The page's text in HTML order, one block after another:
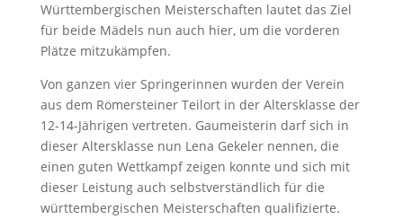
Württembergischen Meisterschaften lautet das Ziel
für beide Mädels nun auch hier, um die vorderen
Plätze mitzukämpfen.
Von ganzen vier Springerinnen wurden der Verein
aus dem Römersteiner Teilort in der Altersklasse der
12-14-Jährigen vertreten. Gaumeisterin darf sich in
dieser Altersklasse nun Lena Gekeler nennen, die
einen guten Wettkampf zeigen konnte und sich mit
dieser Leistung auch selbstverständlich für die
württembergischen Meisterschaften qualifizierte.